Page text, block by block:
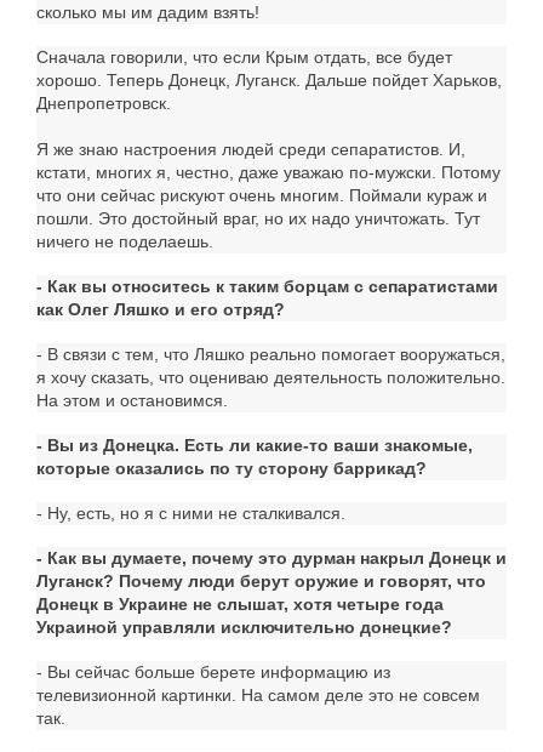
сколько мы им дадим взять!
Сначала говорили, что если Крым отдать, все будет
хорошо. Теперь Донецк, Луганск. Дальше пойдет Харьков,
Днепропетровск.
Я же знаю настроения людей среди сепаратистов. И,
кстати, многих я, честно, даже уважаю по-мужски. Потому
что они сейчас рискуют очень многим. Поймали кураж и
пошли. Это достойный враг, но их надо уничтожать. Тут
ничего не поделаешь.
- Как вы относитесь к таким борцам с сепаратистами
как Олег Ляшко и его отряд?
- В связи с тем, что Ляшко реально помогает вооружаться,
я хочу сказать, что оцениваю деятельность положительно.
На этом и остановимся.
- Вы из Донецка. Есть ли какие-то ваши знакомые,
которые оказались по ту сторону баррикад?
- Ну, есть, но я с ними не сталкивался.
- Как вы думаете, почему это дурман накрыл Донецк и
Луганск? Почему люди берут оружие и говорят, что
Донецк в Украине не слышат, хотя четыре года
Украиной управляли исключительно донецкие?
- Вы сейчас больше берете информацию из
телевизионной картинки. На самом деле это не совсем
так.